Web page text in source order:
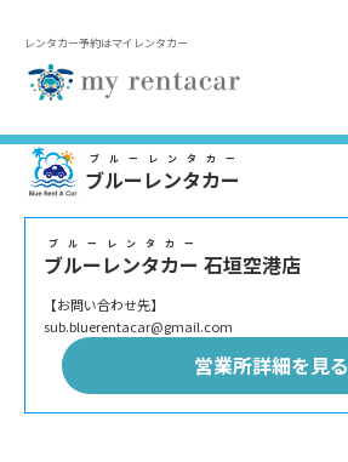
レンタカー予約はマイレンタカー
ブルーレンタカー
ブルーレンタカー
ブルーレンタカー
ブルーレンタカー
石垣空港店
【お問い合わせ先】
sub.bluerentacar@gmail.com
営業所詳細を見る